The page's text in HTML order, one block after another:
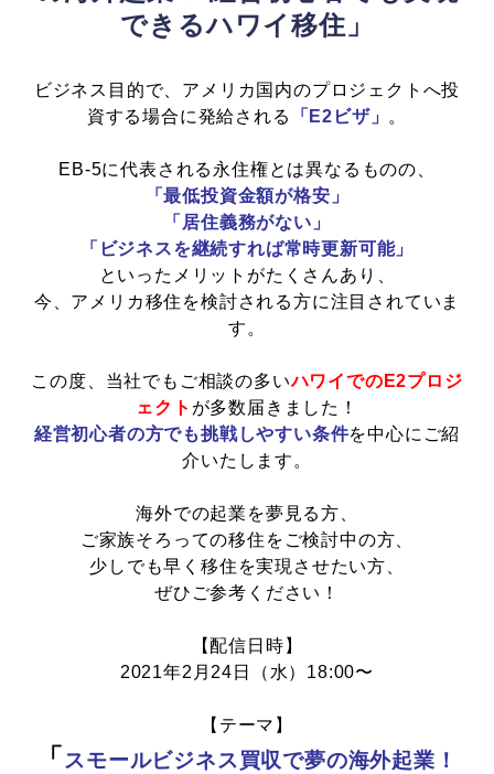
最新留学情報
できるハワイ移住」
ビジネス目的で、アメリカ国内のプロジェクトへ投
資する場合に発給される
「E2ビザ」 。
EB-5に代表される永住権とは異なるものの、
「最低投資金額が格安」
「居住義務がない」
「ビジネスを継続すれば常時更新可能」
といったメリットがたくさんあり、
今、アメリカ移住を検討される方に注目されていま
す。
この度、当社でもご相談の多いハワイでのE2プロジ
ェクト が多数届きました！
経営初心者の方でも挑戦しやすい条件を中心にご紹
介いたします。
海外での起業を夢見る方、
ご家族そろっての移住をご検討中の方、
少しでも早く移住を実現させたい方、
ぜひご参考ください！
【配信日時】
2021年2月24日（水）18:00〜
【テーマ】
「 スモールビジネス買収で夢の海外起業！